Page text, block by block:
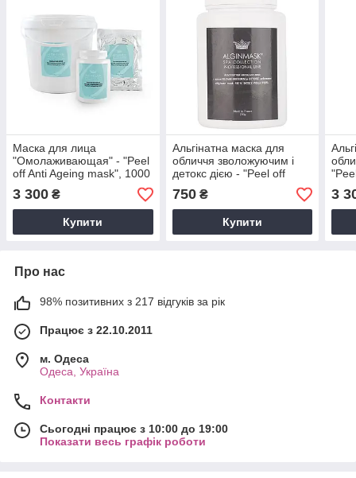
Маска для лица
"Омолаживающая" - "Peel
off Anti Ageing mask", 1000
г
3 300 ₴
Купити
Альгінатна маска для
обличчя зволожуючим і
детокс дією - "Peel off
Mask Skin Detox-Pollution",
200 м
750₴
Купити
3
Про нас
98% позитивних з 217 відгуків за рік
Працює з 22.10.2011
м. Одеса
Одеса, Україна
Контакти
Сьогодні працює з 10:00 до 19:00
Показати весь графік роботи